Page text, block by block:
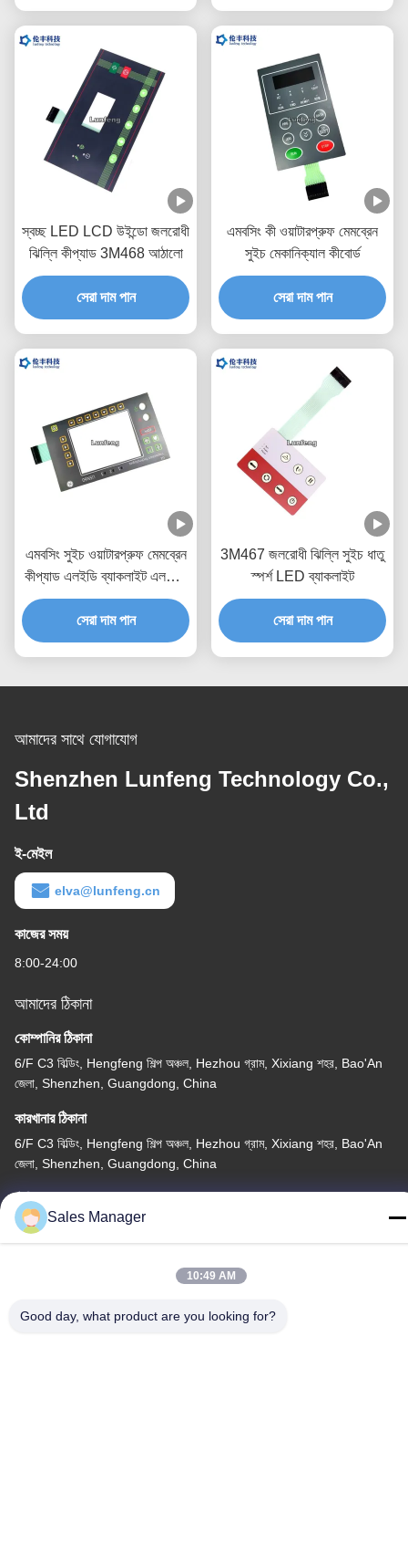
স্বচ্ছ LED LCD উইন্ডো জলরোধী
ঝিল্লি কীপ্যাড 3M468 আঠালো
সেরা দাম পান
এমবসিং কী ওয়াটারপ্রুফ মেমব্রেন
সুইচ মেকানিক্যাল কীবোর্ড
সেরা দাম পান
এমবসিং সুইচ ওয়াটারপ্রুফ মেমব্রেন
কীপ্যাড এলইডি ব্যাকলাইট এলসিডি
উইন্ডো
সেরা দাম পান
3M467 জলরোধী ঝিল্লি সুইচ ধাতু
স্পর্শ LED ব্যাকলাইট
সেরা দাম পান
আমাদের সাথে যোগাযোগ
Shenzhen Lunfeng Technology Co.,
Ltd
ই-মেইল
elva@lunfeng.cn
কাজের সময়
8:00-24:00
আমাদের ঠিকানা
কোম্পানির ঠিকানা
6/F C3 বিল্ডিং, Hengfeng শিল্প অঞ্চল, Hezhou গ্রাম, Xixiang শহর, Bao'An
জেলা, Shenzhen, Guangdong, China
কারখানার ঠিকানা
6/F C3 বিল্ডিং, Hengfeng শিল্প অঞ্চল, Hezhou গ্রাম, Xixiang শহর, Bao'An
জেলা, Shenzhen, Guangdong, China
টেলিফোন
86--13662697476
Sales Manager
10:49 AM
Good day, what product are you looking for?